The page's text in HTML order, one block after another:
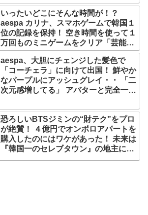
美女ソリュンをはじめ、全員ビジュア
ルメンバーといわれるその魅力をチェ
ック
いったいどこにそんな時間が！？
aespa カリナ、スマホゲームで韓国１
位の記録を保持！ 空き時間を使って１
万回ものミニゲームをクリア「芸能人
たちが時間がないと言っているのは全
部嘘」
aespa、大胆にチェンジした髪色で
「コーチェラ」に向けて出国！ 鮮やか
なパープルにアッシュグレイ・・ 「二
次元感増してる」 アバターと完全一致
恐ろしいBTSジミンの“財テク”をプロ
が絶賛！ ４億円でオンボロアパートを
購入したのにはワケがあった！ 未来は
『韓国一のセレブタウン』の地主にな
るってホント？